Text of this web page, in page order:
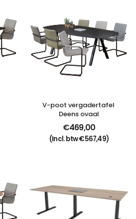
V-poot vergadertafel
Deens ovaal
€469,00
(Incl. btw€567,49)